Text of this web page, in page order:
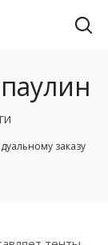
заказу